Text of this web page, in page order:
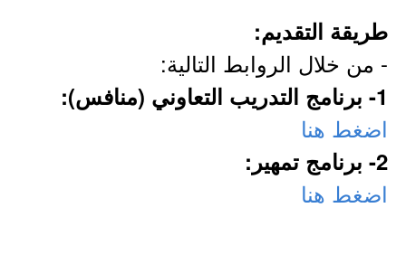
طريقة التقديم:
- من خلال الروابط التالية:
1- برنامج التدريب التعاوني (منافس):
اضغط هنا
2- برنامج تمهير:
اضغط هنا